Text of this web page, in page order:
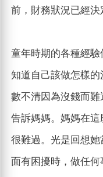
前，財務狀況已經決
童年時期的各種經
知道自己該做怎樣
數不清因為沒錢而
告訴媽媽。媽媽在
很難過。光是回想
面有困擾時，做任何